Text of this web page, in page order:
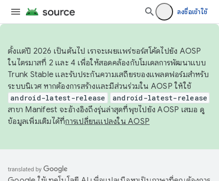
ลงชื่อเข้าใช้
ตั้งแต่ปี 2026 เป็นต้นไป เราจะเผยแพร่ซอร์สโค้ดไปยัง AOSP
ในไตรมาสที่ 2 และ 4 เพื่อให้สอดคล้องกับโมเดลการพัฒนาแบบ
Trunk Stable และรับประกันความเสถียรของแพลตฟอร์มสำหรับ
ระบบนิเวศ หากต้องการสร้างและมีส่วนร่วมใน AOSP ให้ใช้
android-latest-release android-latest-release
สาขา Manifest จะอ้างอิงถึงรุ่นล่าสุดที่พุชไปยัง AOSP เสมอ ดู
ข้อมูลเพิ่มเติมได้ที่การเปลี่ยนแปลงใน AOSP